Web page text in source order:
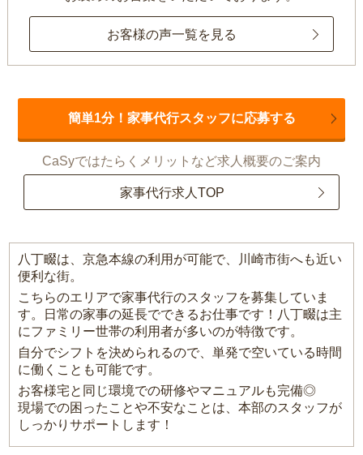
お客様の声一覧を見る
簡単1分！家事代行スタッフに応募する
CaSyではたらくメリットなど求人概要のご案内
家事代行求人TOP
八丁畷は、京急本線の利用が可能で、川崎市街へも近い
便利な街。
こちらのエリアで家事代行のスタッフを募集していま
す。日常の家事の延長でできるお仕事です！八丁畷は主
にファミリー世帯の利用者が多いのが特徴です。
自分でシフトを決められるので、単発で空いている時間
に働くことも可能です。
お客様宅と同じ環境での研修やマニュアルも完備◎
現場での困ったことや不安なことは、本部のスタッフが
しっかりサポートします！